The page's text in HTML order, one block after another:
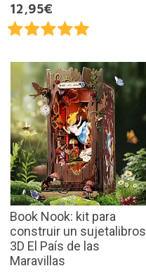
12,95€
Book Nook: kit para
construir un sujetalibros
3D El País de las
Maravillas